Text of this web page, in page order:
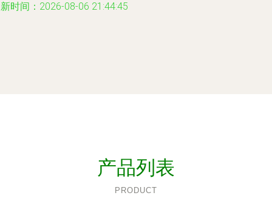
时间：2026-08-06 21:44:45
产品列表
PRODUCT